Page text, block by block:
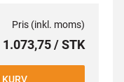
Pris (inkl. moms)
1.073,75 / STK